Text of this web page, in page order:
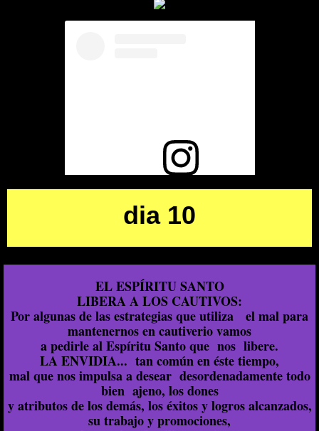
dia 10
EL ESPÍRITU SANTO
LIBERA A LOS CAUTIVOS:
Por algunas de las estrategias que utiliza el mal para
mantenernos en cautiverio vamos
a pedirle al Espíritu Santo que nos libere.
LA ENVIDIA... tan común en éste tiempo,
mal que nos impulsa a desear desordenadamente todo
bien ajeno, los dones
y atributos de los demás, los éxitos y logros alcanzados,
su trabajo y promociones,